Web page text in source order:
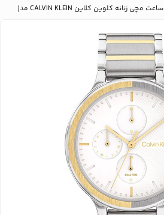
ساعت مچی زنانه کلوین کلاین CALVIN KLEIN مدل 25200239